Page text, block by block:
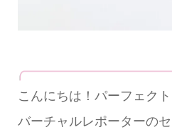
こんにちは！パーフェク
バーチャルレポーターの